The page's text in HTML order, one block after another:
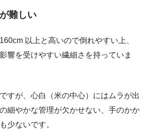
難しい
以上と高いので倒れやすい上、
響を受けやすい繊細さを持っていま
すが、心白（米の中心）にはムラが出
細やかな管理が欠かせない、手のかか
少ないです。